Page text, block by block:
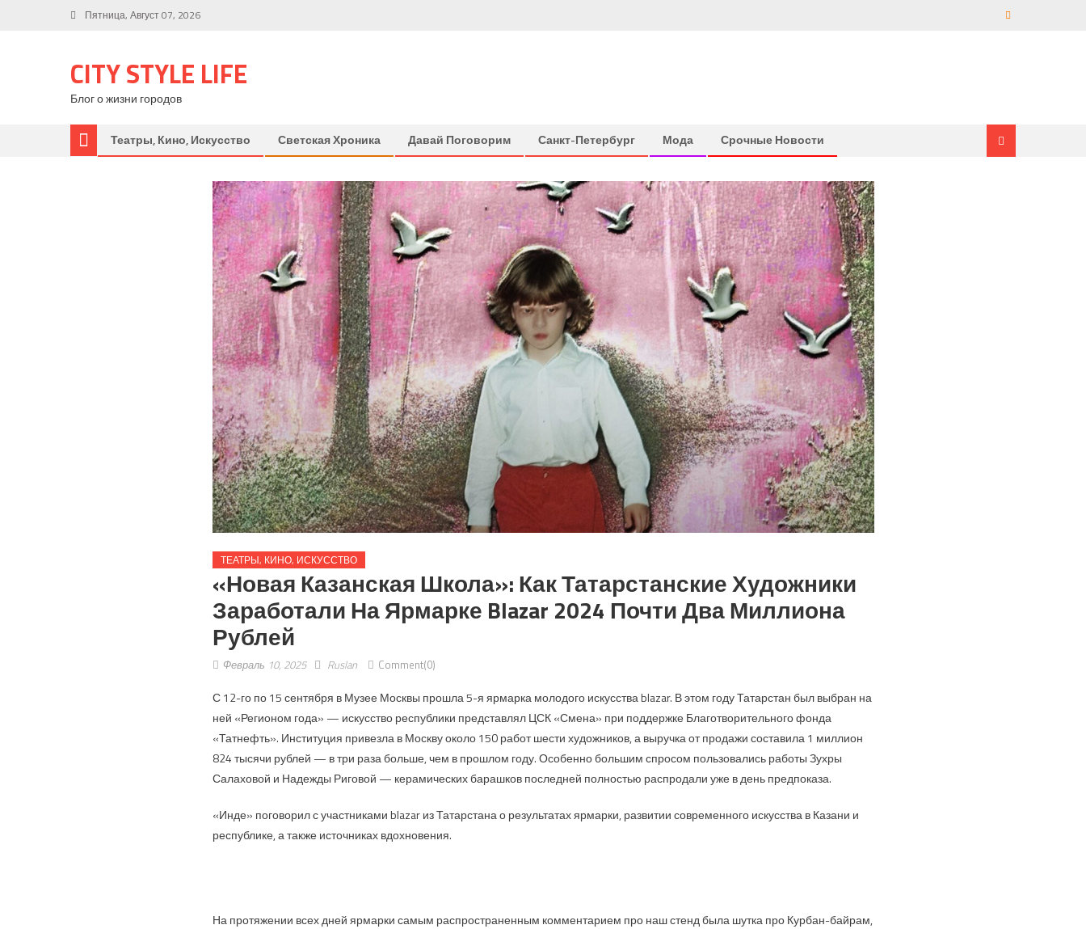
Пятница, Август 07, 2026
CITY STYLE LIFE
Блог о жизни городов
Театры, Кино, Искусство Светская Хроника Давай Поговорим Санкт-Петербург Мода Срочные Новости
ТЕАТРЫ, КИНО, ИСКУССТВО
«Новая Казанская Школа»: Как Татарстанские Художники
Заработали На Ярмарке Blazar 2024 Почти Два Миллиона
Рублей
Февраль 10, 2025 Ruslan Comment(0)
С 12-го по 15 сентября в Музее Москвы прошла 5-я ярмарка молодого искусства blazar. В этом году Татарстан был выбран на
ней «Регионом года» — искусство республики представлял ЦСК «Смена» при поддержке Благотворительного фонда
«Татнефть». Институция привезла в Москву около 150 работ шести художников, а выручка от продажи составила 1 миллион
824 тысячи рублей — в три раза больше, чем в прошлом году. Особенно большим спросом пользовались работы Зухры
Салаховой и Надежды Риговой — керамических барашков последней полностью распродали уже в день предпоказа.
«Инде» поговорил с участниками blazar из Татарстана о результатах ярмарки, развитии современного искусства в Казани и
республике, а также источниках вдохновения.
На протяжении всех дней ярмарки самым распространенным комментарием про наш стенд была шутка про Курбан-байрам,